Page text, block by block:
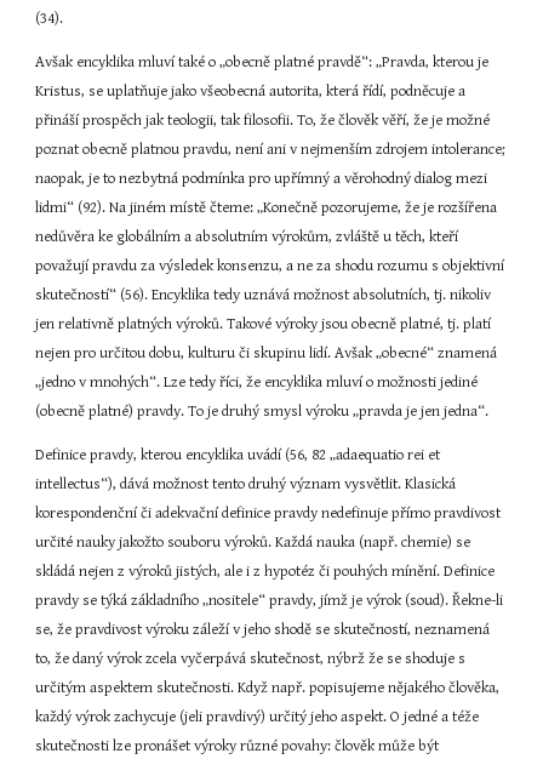
(34).
Avšak encyklika mluví také o „obecně platné pravdě“: „Pravda, kterou je
Kristus, se uplatňuje jako všeobecná autorita, která řídí, podněcuje a
přináší prospěch jak teologii, tak filosofii. To, že člověk věří, že je možné
poznat obecně platnou pravdu, není ani v nejmenším zdrojem intolerance;
naopak, je to nezbytná podmínka pro upřímný a věrohodný dialog mezi
lidmi“ (92). Na jiném místě čteme: „Konečně pozorujeme, že je rozšířena
nedůvěra ke globálním a absolutním výrokům, zvláště u těch, kteří
považují pravdu za výsledek konsenzu, a ne za shodu rozumu s objektivní
skutečností“ (56). Encyklika tedy uznává možnost absolutních, tj. nikoliv
jen relativně platných výroků. Takové výroky jsou obecně platné, tj. platí
nejen pro určitou dobu, kulturu či skupinu lidí. Avšak „obecné“ znamená
„jedno v mnohých“. Lze tedy říci, že encyklika mluví o možnosti jediné
(obecně platné) pravdy. To je druhý smysl výroku „pravda je jen jedna“.
Definice pravdy, kterou encyklika uvádí (56, 82 „adaequatio rei et
intellectus“), dává možnost tento druhý význam vysvětlit. Klasická
korespondenční či adekvační definice pravdy nedefinuje přímo pravdivost
určité nauky jakožto souboru výroků. Každá nauka (např. chemie) se
skládá nejen z výroků jistých, ale i z hypotéz či pouhých mínění. Definice
pravdy se týká základního „nositele“ pravdy, jímž je výrok (soud). Řekne-li
se, že pravdivost výroku záleží v jeho shodě se skutečností, neznamená
to, že daný výrok zcela vyčerpává skutečnost, nýbrž že se shoduje s
určitým aspektem skutečnosti. Když např. popisujeme nějakého člověka,
každý výrok zachycuje (jeli pravdivý) určitý jeho aspekt. O jedné a téže
skutečnosti lze pronášet výroky různé povahy: člověk může být